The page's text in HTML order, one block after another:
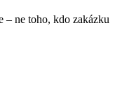
– ne toho, kdo zakázku